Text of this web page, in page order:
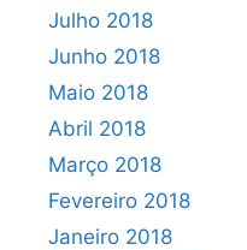
Julho 2018
Junho 2018
Maio 2018
Abril 2018
Março 2018
Fevereiro 2018
Janeiro 2018